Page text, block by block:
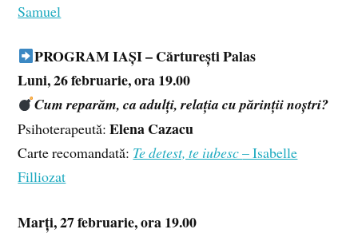
Samuel
PROGRAM IAȘI – Cărturești Palas
Luni, 26 februarie, ora 19.00
Cum reparăm, ca adulți, relația cu părinții noștri?
Psihoterapeută:Elena Cazacu
Carte recomandată: Te detest, te iubesc– Isabelle
Filliozat
Marți, 27 februarie, ora 19.00